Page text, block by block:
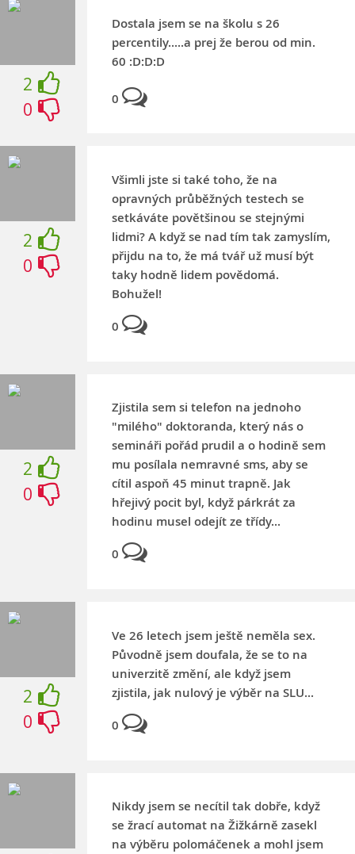
2
0
Dostala jsem se na školu s 26
percentily.....a prej že berou od min.
60 :D:D:D
0
2
0
Všimli jste si také toho, že na
opravných průběžných testech se
setkáváte povětšinou se stejnými
lidmi? A když se nad tím tak zamyslím,
přijdu na to, že má tvář už musí být
taky hodně lidem povědomá.
Bohužel!
0
2
0
Zjistila sem si telefon na jednoho
"milého" doktoranda, který nás o
semináři pořád prudil a o hodině sem
mu posílala nemravné sms, aby se
cítil aspoň 45 minut trapně. Jak
hřejivý pocit byl, když párkrát za
hodinu musel odejít ze třídy...
0
2
0
Ve 26 letech jsem ještě neměla sex.
Původně jsem doufala, že se to na
univerzitě změní, ale když jsem
zjistila, jak nulový je výběr na SLU...
0
Nikdy jsem se necítil tak dobře, když
se žrací automat na Žižkárně zasekl
na výběru polomáčenek a mohl jsem